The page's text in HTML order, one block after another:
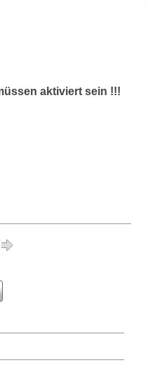
aktiviert sein !!!